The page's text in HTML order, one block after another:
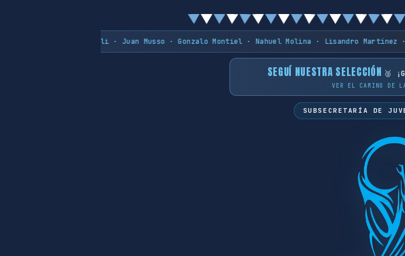
Gerónimo Rulli · Juan Musso · Gonzalo Montiel · Nahuel Molina · Lisandro Martínez ·
SEGUÍ NUESTRA SELECCIÓN 🥈
VER EL CAMINO DE
SUBSECRETARÍA DE